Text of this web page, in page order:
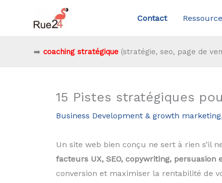
contenu
Contact
➡️ coaching stratégique(stratégie, seo, page de
15 Pistes stratégiques
Business Development & growth marketing
Un site web bien conçu ne sert à rien s’il
facteurs UX, SEO, copywriting,
conversion et maximiser la rentabilité de